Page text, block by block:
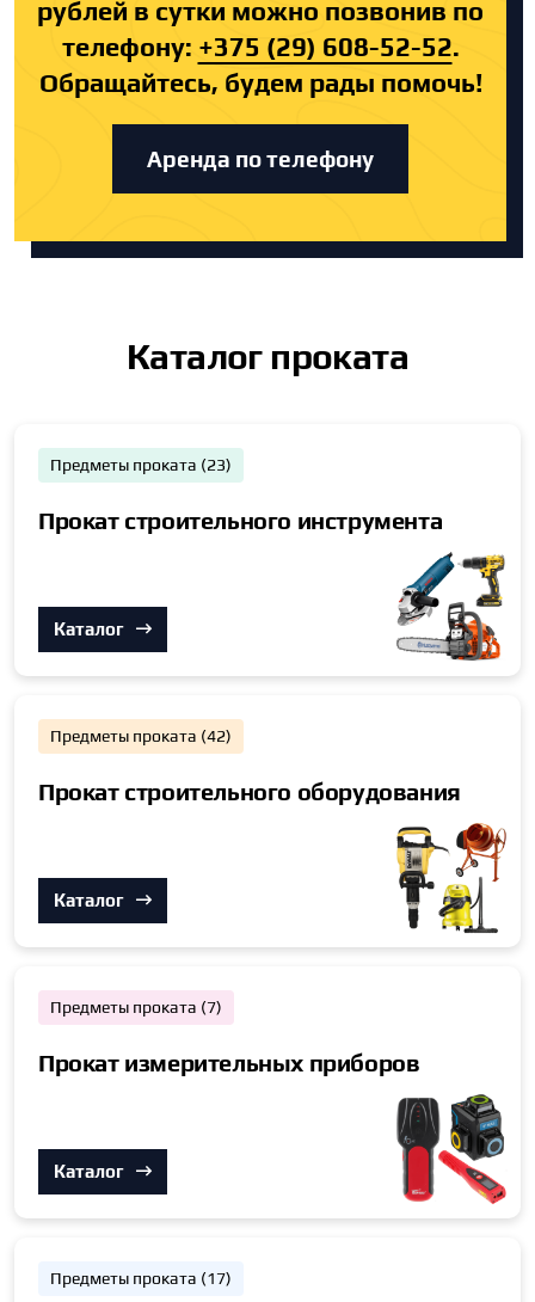
рублей в сутки можно позвонив по
телефону: +375 (29) 608-52-52.
Обращайтесь, будем рады помочь!
Аренда по телефону
Каталог проката
Предметы проката (23)
Прокат строительного инструмента
Каталог
Предметы проката (42)
Прокат строительного оборудования
Каталог
Предметы проката (7)
Прокат измерительных приборов
Каталог
Предметы проката (17)